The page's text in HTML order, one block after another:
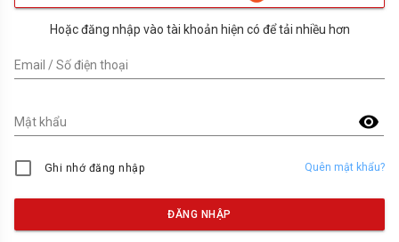
Hoặc đăng nhập vào tài khoản hiện có để tải nhiều hơn
Email / Số điện thoại
visibility
Mật khẩu
Ghi nhớ đăng nhập Quên mật khẩu?
ĐĂNG NHẬP